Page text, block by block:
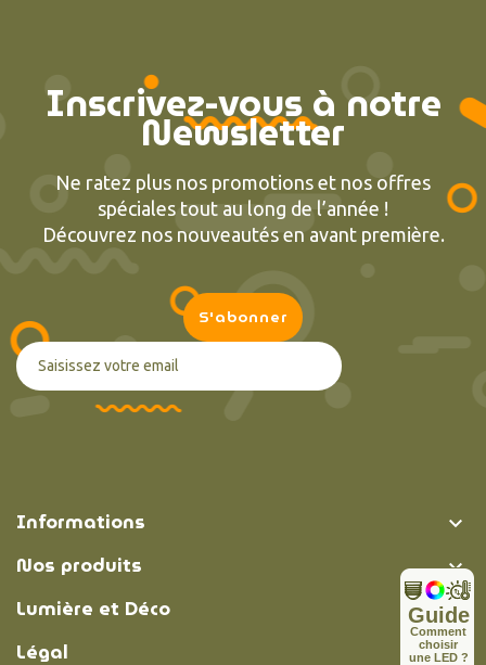
Inscrivez-vous à notre
Newsletter
Ne ratez plus nos promotions et nos offres
spéciales tout au long de l’année !
Découvrez nos nouveautés en avant première.
Informations 
Nos produits 
Lumière et Déco 
Légal 
Comment
choisir
une LED ?
Guide